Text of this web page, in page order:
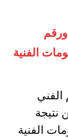
2025 بالاسم ورقم
الفنية
الفني
نتيجة
الفنية